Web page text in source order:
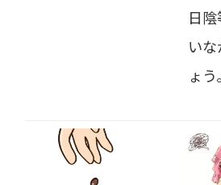
日
い
ょう。